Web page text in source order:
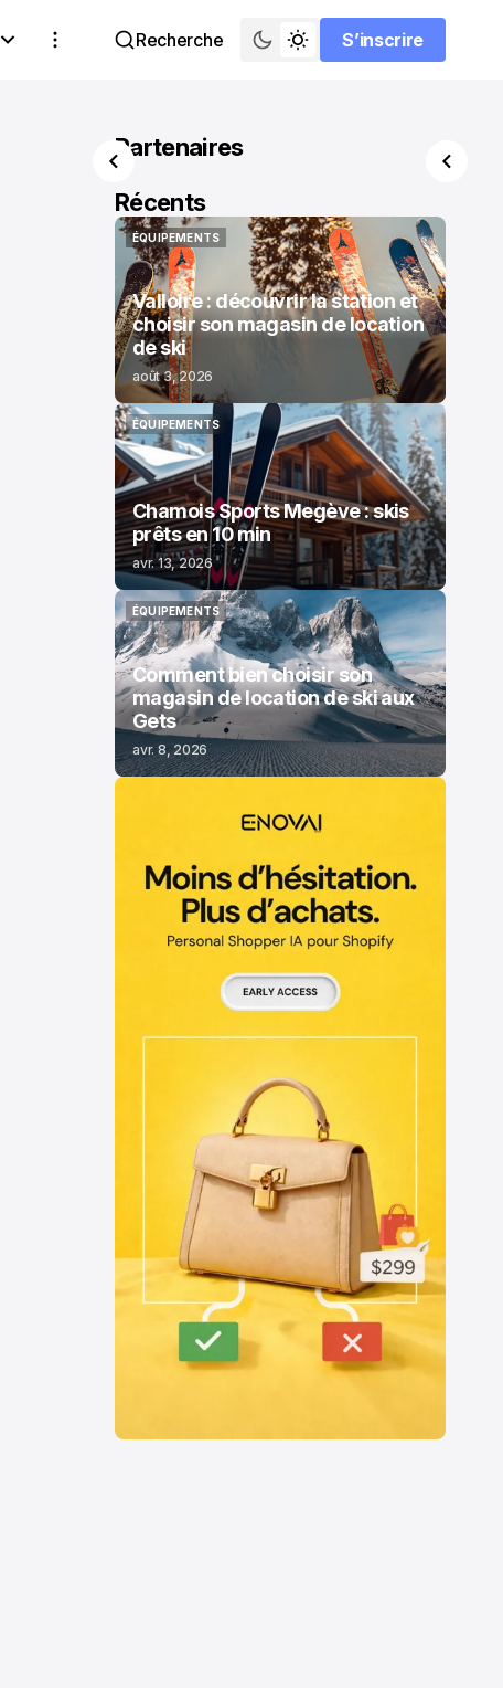
Recherche
S’inscrire
S’inscrire
Partenaires
Récents
ÉQUIPEMENTS
ÉQUIPEMENTS
Valloire : découvrir la station et
choisir son magasin de location
de ski
août 3, 2026
ÉQUIPEMENTS
ÉQUIPEMENTS
Chamois Sports Megève : skis
prêts en 10 min
avr. 13, 2026
ÉQUIPEMENTS
ÉQUIPEMENTS
Comment bien choisir son
magasin de location de ski aux
Gets
avr. 8, 2026